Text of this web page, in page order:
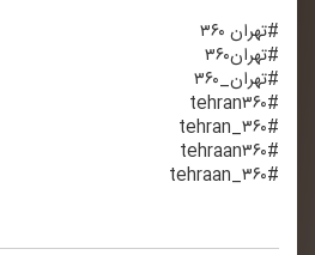
#تهران ۳۶۰
#تهران۳۶۰
#تهران_۳۶۰
#tehran۳۶۰
#tehran_۳۶۰
#tehraan۳۶۰
#tehraan_۳۶۰